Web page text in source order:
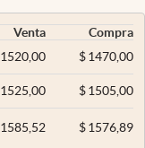
Venta
Compra
1520,00 $1470,00
1525,00 $1505,00
1585,52 $1576,89